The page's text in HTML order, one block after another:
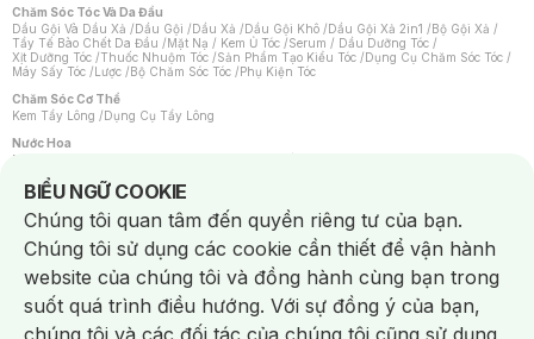
Chăm Sóc Tóc Và Da Đầu
Dầu Gội Và Dầu Xả /Dầu Gội /Dầu Xả /Dầu Gội Khô /Dầu Gội Xả 2in1 /Bộ Gội Xả /
Tẩy Tế Bào Chết Da Đầu /Mặt Nạ / Kem Ủ Tóc /Serum / Dầu Dưỡng Tóc /
Xịt Dưỡng Tóc /Thuốc Nhuộm Tóc /Sản Phẩm Tạo Kiểu Tóc /Dụng Cụ Chăm Sóc Tóc /
Máy Sấy Tóc /Lược /Bộ Chăm Sóc Tóc /Phụ Kiện Tóc
Chăm Sóc Cơ Thể
Kem Tẩy Lông /Dụng Cụ Tẩy Lông
Nước Hoa
Nước Hoa Nữ
Chăm Sóc Cá Nhân
Chống Muỗi /Khẩu Trang /Máy Massage/Mặt Nạ Xông Hơi /Nước Rửa Tay/
Sản Phẩm Chăm Sóc Khác /Bàn Chải Đánh Răng /Bàn Chải Điện/
Hỗ Trợ Trắng Răng/Kem Đánh Răng /Máy Tăm Nước/ Nước Súc Miệng/
Tăm / Chỉ Nha Khoa/ Xịt Thơm Miệng / Dung Dịch Vệ Sinh/Dưỡng Vùng Kín/
Khăn Ướt Vệ Sinh Vùng Kín/Băng Vệ Sinh/Tampon/Bọt Cạo Râu /Dao Cạo Râu/
Máy Cạo Râu
Vấn Đề Về Da
Da Dầu / Lỗ Chân Lông To/ Da Khô / Mất Nước/ Da Lão Hóa/ Da Mụn/
BIỂU NGỮ COOKIE
Notice about cookies usage
Chúng tôi quan tâm đến quyền riêng tư của bạn.
Chúng tôi sử dụng các cookie cần thiết để vận hành
website của chúng tôi và đồng hành cùng bạn trong
suốt quá trình điều hướng. Với sự đồng ý của bạn,
chúng tôi và các đối tác của chúng tôi cũng sử dụng